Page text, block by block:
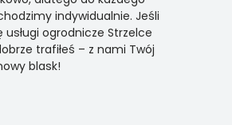
indywidualnie. Jeśli
ogrodnicze Strzelce
trafiłeś – z nami Twój
blask!